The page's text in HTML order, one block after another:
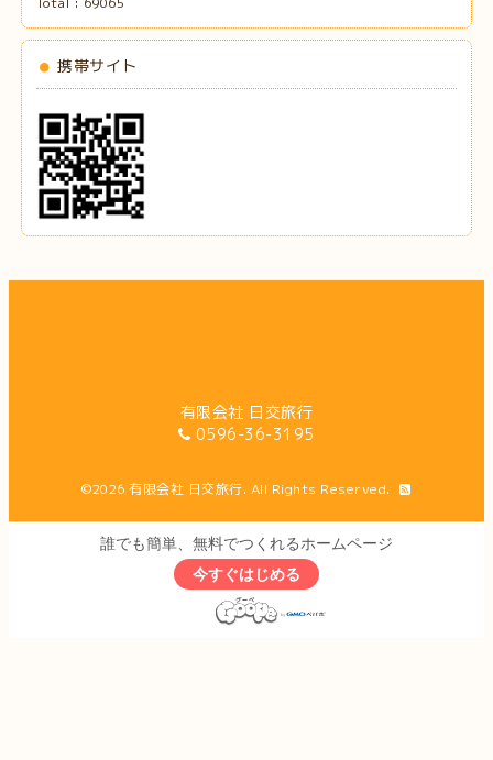
携帯サイト
有限会社 日交旅行
0596-36-3195
©2026有限会社 日交旅行. All Rights Reserved.
誰でも簡単、無料でつくれるホームページ
今すぐはじめる